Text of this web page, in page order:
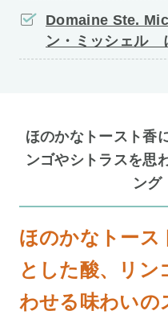
Domaine Ste.
ン・ミッシェル
ほのかなトースト香
ンゴやシトラスを思
ング
ほのかなトース
とした酸、リ
わせる味わいの